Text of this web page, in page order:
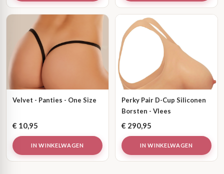
Velvet - Panties - One Size
€ 10,95
IN WINKELWAGEN
Perky Pair D-Cup Siliconen
Borsten - Vlees
€ 290,95
IN WINKELWAGEN